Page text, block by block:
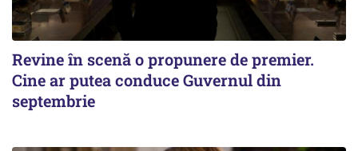
Revine în scenă o propunere de premier.
Cine ar putea conduce Guvernul din
septembrie